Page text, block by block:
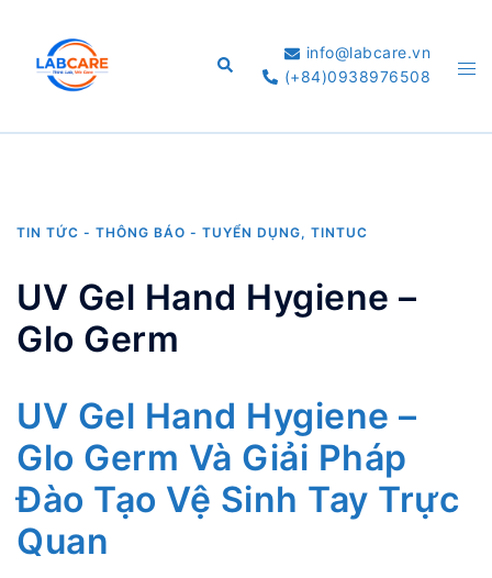
content
Search
info@labcare.vn
(+84)0938976508
TIN TỨC - THÔNG BÁO - TUYỂN DỤNG, TINTUC
UV Gel Hand Hygiene –
Glo Germ
UV Gel Hand Hygiene –
Glo Germ Và Giải Pháp
Đào Tạo Vệ Sinh Tay Trực
Quan